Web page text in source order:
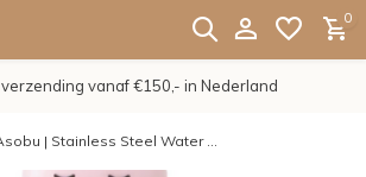
0
vanaf €150,- in Nederland
| Stainless Steel Water ...